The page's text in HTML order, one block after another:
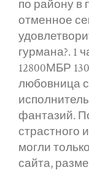
по району в
отменное
гурмана?. 1
12800МБР
любовница
фантазий.
страстного
могли
сайта,